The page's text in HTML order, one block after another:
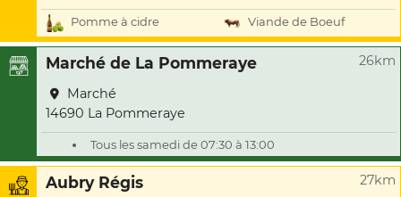
Pomme à cidre Viande de Boeuf
Marché de La Pommeraye 26km
Marché
14690 La Pommeraye
Tous les samedi de 07:30 à 13:00
Aubry Régis 27km